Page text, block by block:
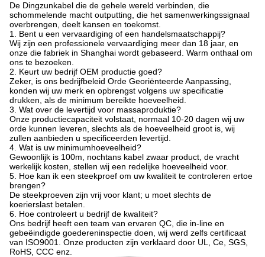
De Dingzunkabel die de gehele wereld verbinden, die
schommelende macht outputting, die het samenwerkingssignaal
overbrengen, deelt kansen en toekomst.
1. Bent u een vervaardiging of een handelsmaatschappij?
Wij zijn een professionele vervaardiging meer dan 18 jaar, en
onze die fabriek in Shanghai wordt gebaseerd. Warm onthaal om
ons te bezoeken.
2. Keurt uw bedrijf OEM productie goed?
Zeker, is ons bedrijfbeleid Orde Georiënteerde Aanpassing,
konden wij uw merk en opbrengst volgens uw specificatie
drukken, als de minimum bereikte hoeveelheid.
3. Wat over de levertijd voor massaproduktie?
Onze productiecapaciteit volstaat, normaal 10-20 dagen wij uw
orde kunnen leveren, slechts als de hoeveelheid groot is, wij
zullen aanbieden u specificeerden levertijd.
4. Wat is uw minimumhoeveelheid?
Gewoonlijk is 100m, nochtans kabel zwaar product, de vracht
werkelijk kosten, stellen wij een redelijke hoeveelheid voor.
5. Hoe kan ik een steekproef om uw kwaliteit te controleren ertoe
brengen?
De steekproeven zijn vrij voor klant; u moet slechts de
koerierslast betalen.
6. Hoe controleert u bedrijf de kwaliteit?
Ons bedrijf heeft een team van ervaren QC, die in-line en
gebeëindigde goedereninspectie doen, wij werd zelfs certificaat
van ISO9001. Onze producten zijn verklaard door UL, Ce, SGS,
RoHS, CCC enz.